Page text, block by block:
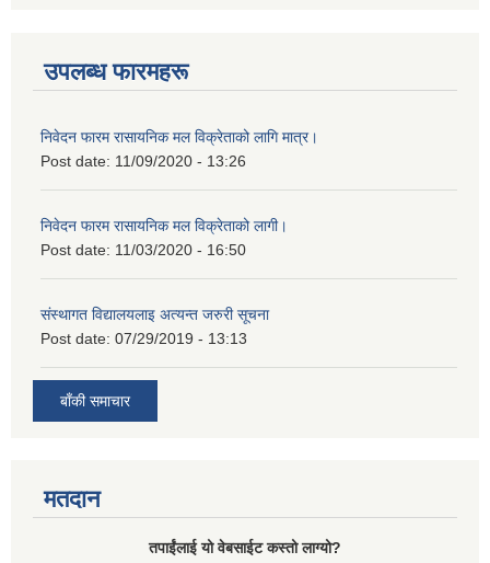
उपलब्ध फारमहरू
निवेदन फारम रासायनिक मल विक्रेताको लागि मात्र।
Post date: 11/09/2020 - 13:26
निवेदन फारम रासायनिक मल विक्रेताको लागी।
Post date: 11/03/2020 - 16:50
संस्थागत विद्यालयलाइ अत्यन्त जरुरी सूचना
Post date: 07/29/2019 - 13:13
बाँकी समाचार
मतदान
तपाईंलाई यो वेबसाईट कस्तो लाग्यो?